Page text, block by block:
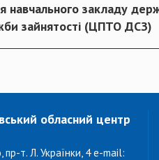
навчального закладу
зайнятості (ЦПТО ДСЗ)
обласний центр
пр-т. Л. Українки, 4 e-mail: